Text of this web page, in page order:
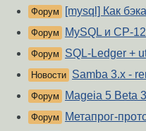
Форум [mysql] Как
Форум MySQL и CP-
Форум SQL-Ledger +
Новости Samba 3.x -
Форум Mageia 5 Beta 3
Форум Метапрог-